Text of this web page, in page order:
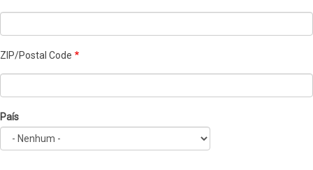
ZIP/Postal Code
País
País